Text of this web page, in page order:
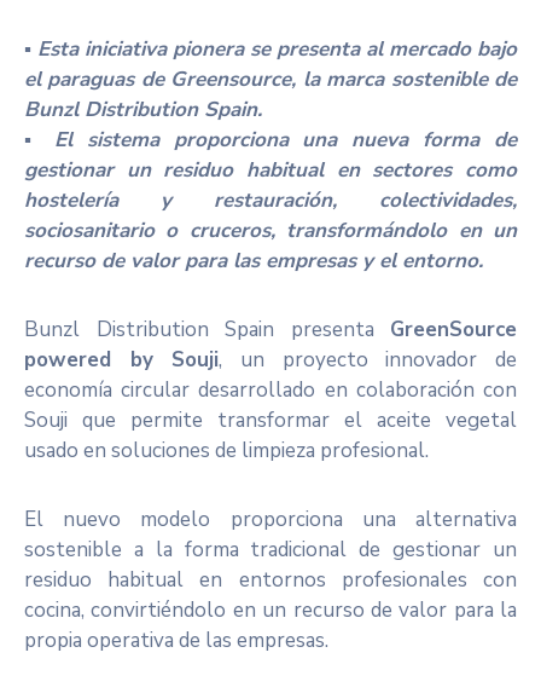
▪ Esta iniciativa pionera se presenta al mercado bajo
el paraguas de Greensource, la marca sostenible de
Bunzl Distribution Spain.
▪ El sistema proporciona una nueva forma de
gestionar un residuo habitual en sectores como
hostelería y restauración, colectividades,
sociosanitario o cruceros, transformándolo en un
recurso de valor para las empresas y el entorno.
Bunzl Distribution Spain presenta GreenSource
powered by Souji, un proyecto innovador de
economía circular desarrollado en colaboración con
Souji que permite transformar el aceite vegetal
usado en soluciones de limpieza profesional.
El nuevo modelo proporciona una alternativa
sostenible a la forma tradicional de gestionar un
residuo habitual en entornos profesionales con
cocina, convirtiéndolo en un recurso de valor para la
propia operativa de las empresas.